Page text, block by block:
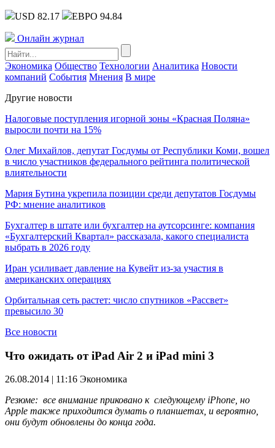
USD 82.17 ЕВРО 94.84
Онлайн журнал
Экономика Общество Технологии Аналитика Новости
компаний События Мнения В мире
Другие новости
Налоговые поступления игорной зоны «Красная Поляна»
выросли почти на 15%
Олег Михайлов, депутат Госдумы от Республики Коми, вошел
в число участников федерального рейтинга политической
влиятельности
Мария Бутина укрепила позиции среди депутатов Госдумы
РФ: мнение аналитиков
Бухгалтер в штате или бухгалтер на аутсорсинге: компания
«Бухгалтерский Квартал» рассказала, какого специалиста
выбрать в 2026 году
Иран усиливает давление на Кувейт из-за участия в
американских операциях
Орбитальная сеть растет: число спутников «Рассвет»
превысило 30
Все новости
Что ожидать от iPad Air 2 и iPad mini 3
26.08.2014 | 11:16 Экономика
Резюме: все внимание приковано кследующему iPhone, но
Apple также приходится думать о планшетах, и вероятно,
они будут обновлены до конца года.